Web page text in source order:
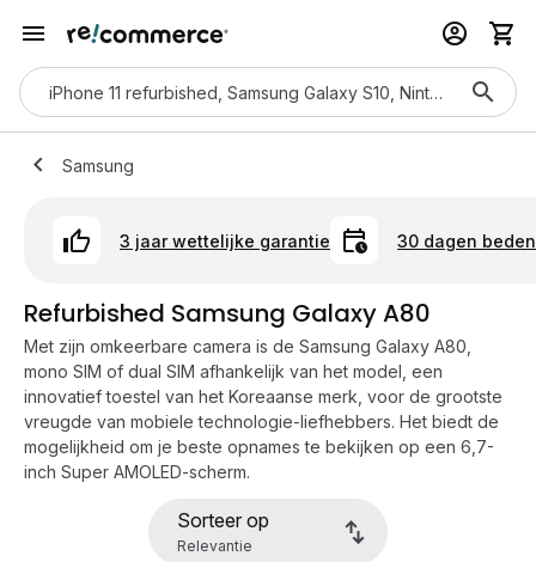
Samsung
3 jaar wettelijke garantie 30 dagen
Refurbished Samsung Galaxy A80
Met zijn omkeerbare camera is de Samsung Galaxy A80,
mono SIM of dual SIM afhankelijk van het model, een
innovatief toestel van het Koreaanse merk, voor de grootste
vreugde van mobiele technologie-liefhebbers. Het biedt de
mogelijkheid om je beste opnames te bekijken op een 6,7-
inch Super AMOLED-scherm.
Sorteer op